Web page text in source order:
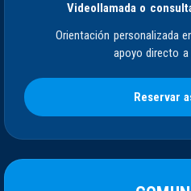
Videollamada o
Orientación personalizada
apoyo directo a
Reservar